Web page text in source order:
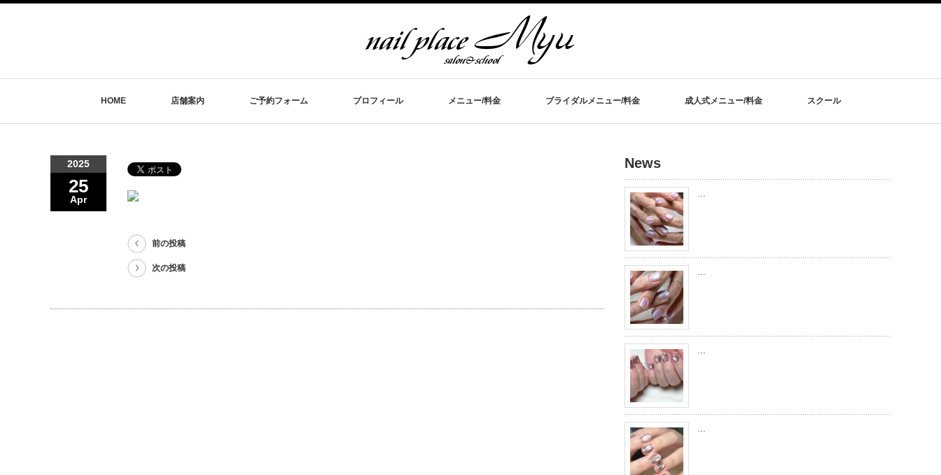
HOME 店舗案内 ご予約フォーム プロフィール メニュー/料金 ブライダルメニュー/料金 成人式メニュー/料金 スクール
2025
25
Apr
前の投稿
次の投稿
News
…
…
…
…